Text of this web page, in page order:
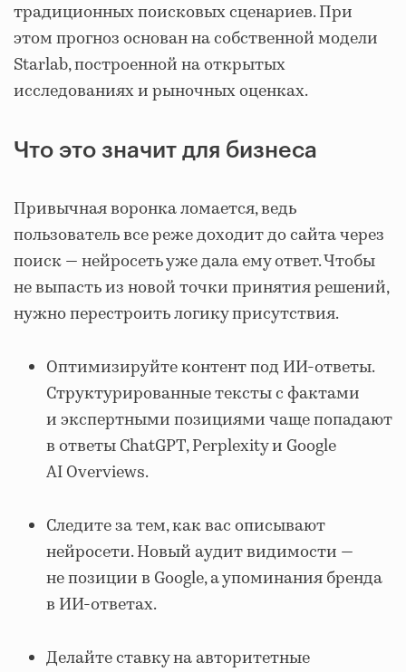
традиционных поисковых сценариев. При
этом прогноз основан на собственной модели
Starlab, построенной на открытых
исследованиях и рыночных оценках.
Что это значит для бизнеса
Привычная воронка ломается, ведь
пользователь все реже доходит до сайта через
поиск — нейросеть уже дала ему ответ. Чтобы
не выпасть из новой точки принятия решений,
нужно перестроить логику присутствия.
Оптимизируйте контент под ИИ-ответы.
Структурированные тексты с фактами
и экспертными позициями чаще попадают
в ответы ChatGPT, Perplexity и Google
AI Overviews.
Следите за тем, как вас описывают
нейросети. Новый аудит видимости —
не позиции в Google, а упоминания бренда
в ИИ-ответах.
Делайте ставку на авторитетные